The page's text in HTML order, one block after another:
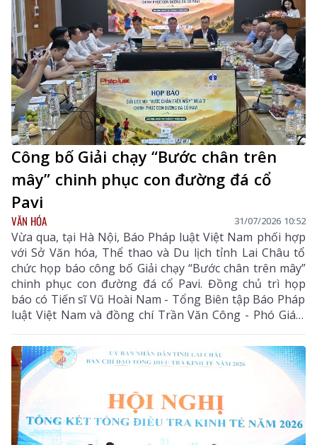
Công bố Giải chạy “Bước chân trên
mây” chinh phục con đường đá cổ
Pavi
VĂN HÓA 31/07/2026 10:52
Vừa qua, tại Hà Nội, Báo Pháp luật Việt Nam phối hợp
với Sở Văn hóa, Thể thao và Du lịch tỉnh Lai Châu tổ
chức họp báo công bố Giải chạy “Bước chân trên mây”
chinh phục con đường đá cổ Pavi. Đồng chủ trì họp
báo có Tiến sĩ Vũ Hoài Nam - Tổng Biên tập Báo Pháp
luật Việt Nam và đồng chí Trần Văn Công - Phó Giám
đốc Sở Văn hóa, Thể thao và Du lịch tỉnh Lai Châu.